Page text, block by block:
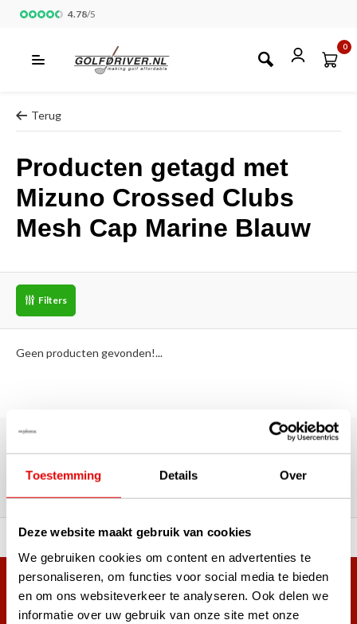
Toestemming Details Over
Deze website maakt gebruik van cookies
We gebruiken cookies om content en advertenties te
personaliseren, om functies voor social media te bieden
en om ons websiteverkeer te analyseren. Ook delen we
informatie over uw gebruik van onze site met onze
4.78/5
0
Terug
Producten getagd met
Mizuno Crossed Clubs
Mesh Cap Marine Blauw
Filters
Geen producten gevonden!...
180.000+ Klanten | 5.000+ Reviews | Trusted Shops, TrustPilot,
Reviews: Onze klanten aan het
woord
A-merken! Vóór 15:00 besteld,
Meer dan 38.000 klanten hebben zich al
aangemeld.